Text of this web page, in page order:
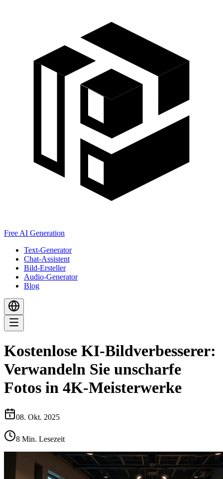
Free AI Generation
Text-Generator
Chat-Assistent
Bild-Ersteller
Audio-Generator
Blog
Kostenlose KI-Bildverbesserer:
Verwandeln Sie unscharfe
Fotos in 4K-Meisterwerke
08. Okt. 2025
8 Min. Lesezeit